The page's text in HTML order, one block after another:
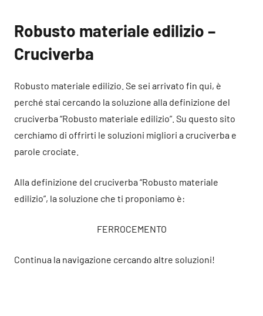
Robusto materiale edilizio –
Cruciverba
Robusto materiale edilizio. Se sei arrivato fin qui, è
perché stai cercando la soluzione alla definizione del
cruciverba “Robusto materiale edilizio”. Su questo sito
cerchiamo di offrirti le soluzioni migliori a cruciverba e
parole crociate.
Alla definizione del cruciverba “Robusto materiale
edilizio”, la soluzione che ti proponiamo è:
FERROCEMENTO
Continua la navigazione cercando altre soluzioni!